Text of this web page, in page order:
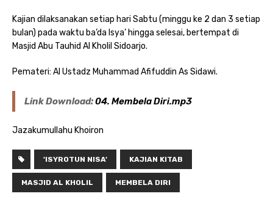
Kajian dilaksanakan setiap hari Sabtu (minggu ke 2 dan 3 setiap
bulan) pada waktu ba’da Isya’ hingga selesai, bertempat di
Masjid Abu Tauhid Al Kholil Sidoarjo.
Pemateri: Al Ustadz Muhammad Afifuddin As Sidawi.
Link Download:04. Membela Diri.mp3
Jazakumullahu Khoiron
'ISYROTUN NISA' KAJIAN KITAB
MASJID AL KHOLIL MEMBELA DIRI